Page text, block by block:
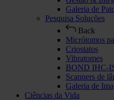
Galeria de
Pesquisa Soluções
Back
Micrótomos
Criostatos
Vibratomes
BOND IHC-
Scanners de
Galeria de
Ciências da Vida